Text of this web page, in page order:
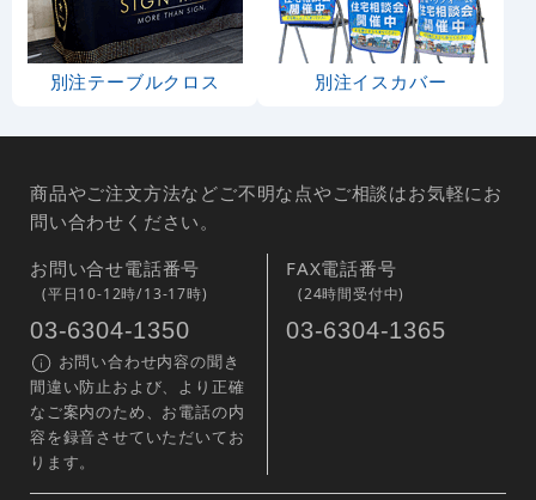
別注テーブルクロス 別注イスカバー
商品やご注文方法などご不明な点やご相談はお気軽にお
問い合わせください。
お問い合せ電話番号
(平日10-12時/13-17時)
03-6304-1350
お問い合わせ内容の聞き
間違い防止および、より正確
なご案内のため、お電話の内
容を録音させていただいてお
ります。
FAX電話番号
(24時間受付中)
03-6304-1365